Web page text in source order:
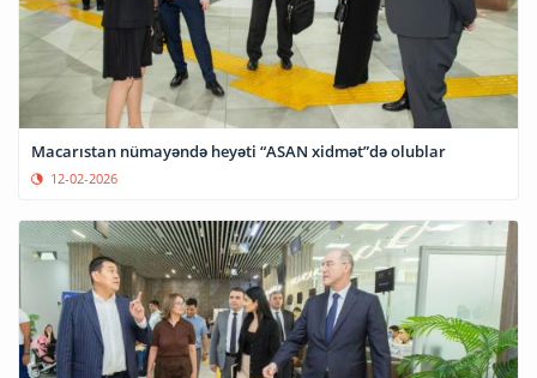
Macarıstan nümayəndə heyəti “ASAN xidmət”də olublar
12-02-2026